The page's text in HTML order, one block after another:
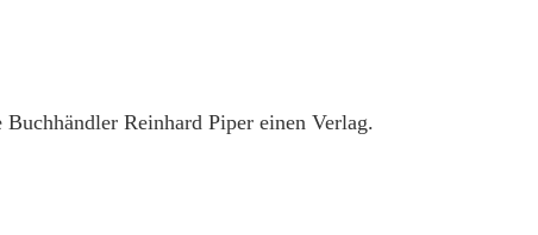
Reinhard Piper einen Verlag.